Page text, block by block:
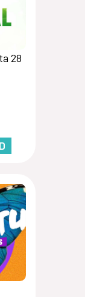
28